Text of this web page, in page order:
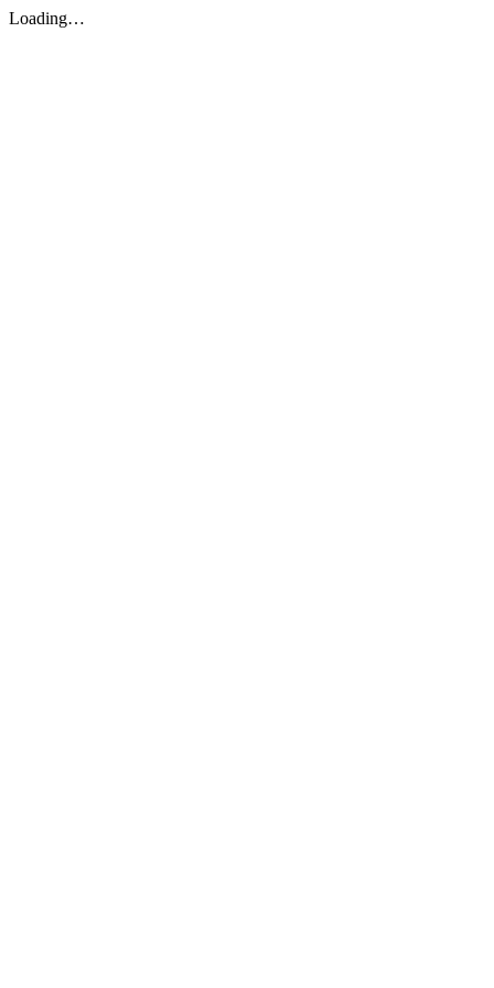
Loading…